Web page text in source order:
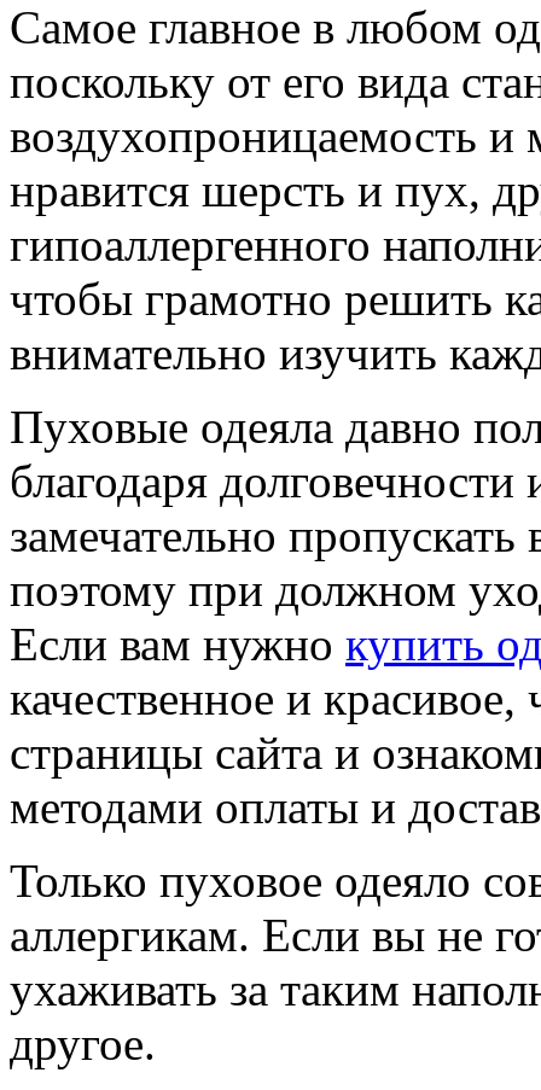
Самое главное в любом
поскольку от его вида
воздухопроницаемость
нравится шерсть и пух,
гипоаллергенного
чтобы грамотно решить
внимательно изучить
Пуховые одеяла давно
благодаря
замечательно пропускать
поэтому при должном
Если вам нужно купить
качественное и
страницы сайта и
методами оплаты и
Только пуховое одеяло
аллергикам. Если вы не
ухаживать за таким
другое.